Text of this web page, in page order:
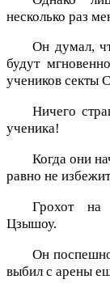
несколько раз
Он думал,
будут
учеников секты
Ничего
ученика!
Когда они
равно не
Грохот на
Цзышоу.
Он
выбил с арены